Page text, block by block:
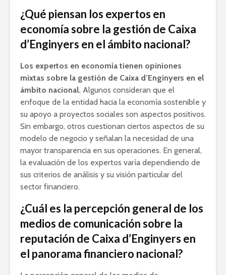
¿Qué piensan los expertos en
economía sobre la gestión de Caixa
d’Enginyers en el ámbito nacional?
Los expertos en economía tienen opiniones
mixtas sobre la gestión de Caixa d’Enginyers en el
ámbito nacional. Algunos consideran que el
enfoque de la entidad hacia la economía sostenible y
su apoyo a proyectos sociales son aspectos positivos.
Sin embargo, otros cuestionan ciertos aspectos de su
modelo de negocio y señalan la necesidad de una
mayor transparencia en sus operaciones. En general,
la evaluación de los expertos varía dependiendo de
sus criterios de análisis y su visión particular del
sector financiero.
¿Cuál es la percepción general de los
medios de comunicación sobre la
reputación de Caixa d’Enginyers en
el panorama financiero nacional?